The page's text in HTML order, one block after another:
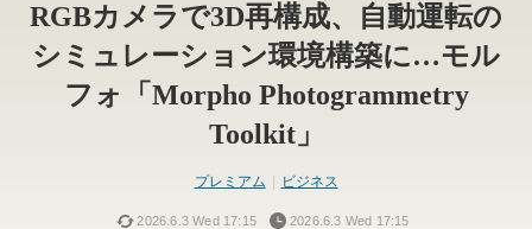
RGBカメラで3D再構成、自動運転の
シミュレーション環境構築に…モル
フォ「Morpho Photogrammetry
Toolkit」
プレミアム ビジネス
2026.6.3 Wed 17:15 2026.6.3 Wed 17:15